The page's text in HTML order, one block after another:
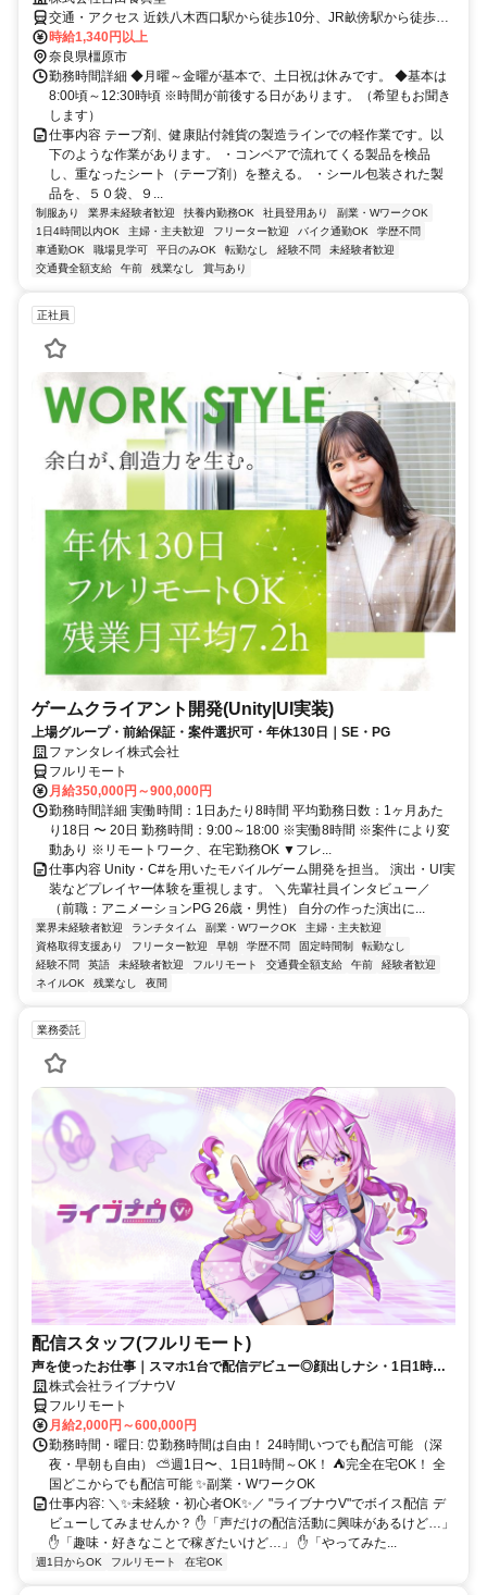
交通・アクセス 近鉄八木西口駅から徒歩10分、JR畝傍駅から徒歩5
分 車通勤できます。（駐車場完備）
時給1,340円以上
奈良県橿原市
勤務時間詳細 ◆月曜～金曜が基本で、土日祝は休みです。 ◆基本は
8:00頃～12:30時頃 ※時間が前後する日があります。（希望もお聞き
します）
仕事内容 テープ剤、健康貼付雑貨の製造ラインでの軽作業です。以
下のような作業があります。 ・コンベアで流れてくる製品を検品
し、重なったシート（テープ剤）を整える。 ・シール包装された製
品を、５０袋、９...
制服あり 業界未経験者歓迎 扶養内勤務OK 社員登用あり
副業・WワークOK
1日4時間以内OK
主婦・主夫歓迎 フリーター歓迎 バイク通勤OK
学歴不問
車通勤OK
職場見学可 平日のみOK 転勤なし 経験不問
未経験者歓迎
交通費全額支給
午前 残業なし 賞与あり
正社員
ゲームクライアント開発(Unity|UI実装)
上場グループ・前給保証・案件選択可・年休130日｜SE・PG
ファンタレイ株式会社
フルリモート
月給350,000円～900,000円
勤務時間詳細 実働時間：1日あたり8時間 平均勤務日数：1ヶ月あた
り18日 〜 20日 勤務時間：9:00～18:00 ※実働8時間 ※案件により変
動あり ※リモートワーク、在宅勤務OK ▼フレ...
仕事内容 Unity・C#を用いたモバイルゲーム開発を担当。 演出・UI実
装などプレイヤー体験を重視します。 ＼先輩社員インタビュー／
（前職：アニメーションPG 26歳・男性） 自分の作った演出に...
業界未経験者歓迎 ランチタイム 副業・WワークOK
主婦・主夫歓迎
資格取得支援あり
フリーター歓迎 早朝 学歴不問 固定時間制
転勤なし
経験不問
英語 未経験者歓迎 フルリモート 交通費全額支給 午前
経験者歓迎
ネイルOK
残業なし 夜間
業務委託
配信スタッフ(フルリモート)
声を使ったお仕事｜スマホ1台で配信デビュー◎顔出しナシ・1日1時間
～OK♪
株式会社ライブナウV
フルリモート
月給2,000円～600,000円
勤務時間・曜日: ⏰勤務時間は自由！ 24時間いつでも配信可能 （深
夜・早朝も自由） ⛅週1日〜、1日1時間～OK！ ⛺完全在宅OK！ 全
国どこからでも配信可能 ✨副業・WワークOK
仕事内容: ＼✨未経験・初心者OK✨／ "ライブナウV"でボイス配信 デ
ビューしてみませんか？ ✋「声だけの配信活動に興味があるけど…」
✋「趣味・好きなことで稼ぎたいけど…」 ✋「やってみた...
週1日からOK フルリモート 在宅OK